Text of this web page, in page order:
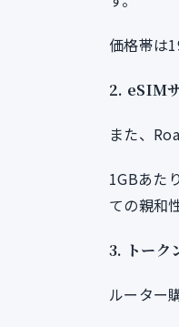
価格帯は
2. eSIM
また、
1GBあた
ての親和
3. トーク
ルーター